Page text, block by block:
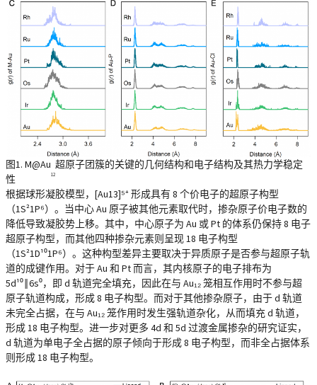
图1. M@Au
12
超原子团簇的关键的几何结构和电子结构及其热力学稳定
性
根据球形凝胶模型，[Au13]⁵⁺ 形成具有 8 个价电子的超原子构型
（1S²1P⁶）。当中心 Au 原子被其他元素取代时，掺杂原子价电子数的
降低导致凝胶势上移。其中，中心原子为 Au 或 Pt 的体系仍保持 8 电子
超原子构型，而其他四种掺杂元素则呈现 18 电子构型
（1S²1D¹⁰1P⁶）。这种构型差异主要取决于异质原子是否参与超原子轨
道的成键作用。对于 Au 和 Pt 而言，其内核原子的电子排布为
5d¹⁰‖6s⁰，即 d 轨道完全填充，因此在与 Au₁₂ 笼相互作用时不参与超
原子轨道构成，形成 8 电子构型。而对于其他掺杂原子，由于 d 轨道
未完全占据，在与 Au₁₂ 笼作用时发生强轨道杂化，从而填充 d 轨道，
形成 18 电子构型。进一步对更多 4d 和 5d 过渡金属掺杂的研究证实，
d 轨道为单电子全占据的原子倾向于形成 8 电子构型，而非全占据体系
则形成 18 电子构型。